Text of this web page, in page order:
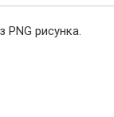
рисунка.